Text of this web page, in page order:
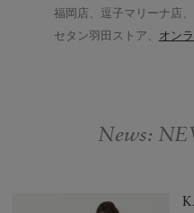
福岡店、 逗子マリーナ店
セタン羽田ストア、 オン
News: